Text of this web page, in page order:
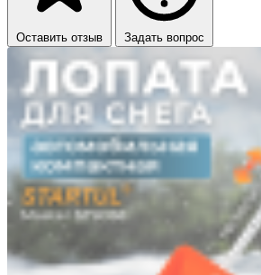
Оставить отзыв Задать вопрос